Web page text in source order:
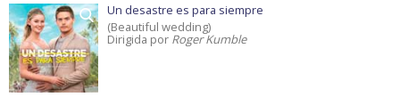
Un desastre es para siempre
(Beautiful wedding)
Dirigida por Roger Kumble